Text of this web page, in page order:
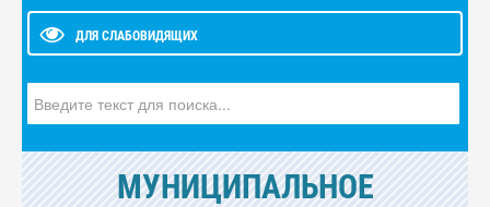
ДЛЯ СЛАБОВИДЯЩИХ
МУНИЦИПАЛЬНОЕ